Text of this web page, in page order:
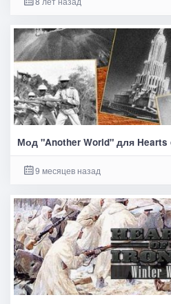
Мод "Another World" для Hearts
9 месяцев назад